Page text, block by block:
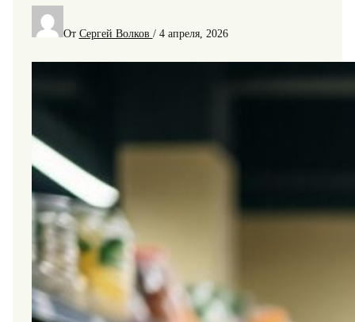
От Сергей Волков / 4 апреля, 2026